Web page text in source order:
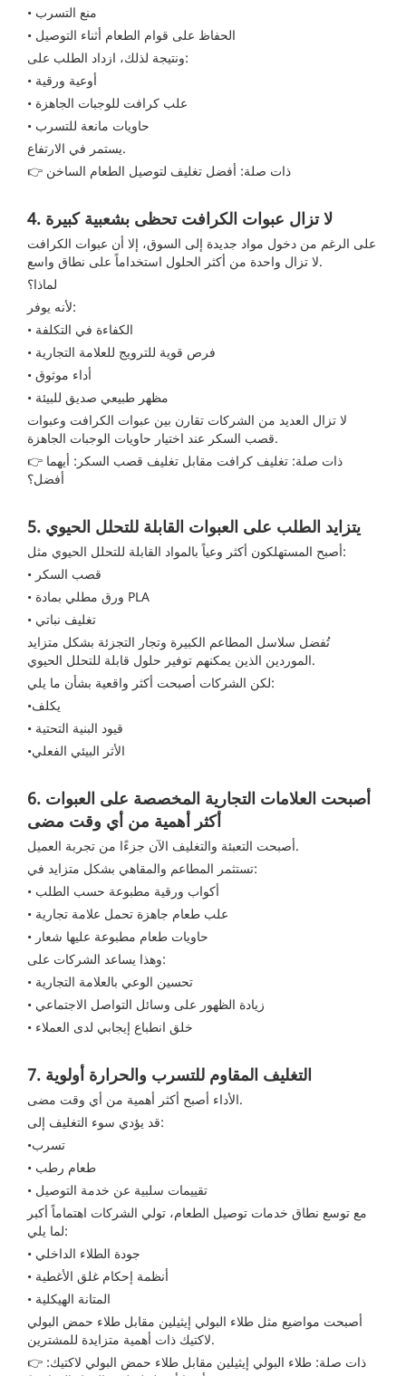
• منع التسرب
• الحفاظ على قوام الطعام أثناء التوصيل
ونتيجة لذلك، ازداد الطلب على:
• أوعية ورقية
• علب كرافت للوجبات الجاهزة
• حاويات مانعة للتسرب
يستمر في الارتفاع.
👉 ذات صلة: أفضل تغليف لتوصيل الطعام الساخن
4. لا تزال عبوات الكرافت تحظى بشعبية كبيرة
على الرغم من دخول مواد جديدة إلى السوق، إلا أن عبوات الكرافت
لا تزال واحدة من أكثر الحلول استخداماً على نطاق واسع.
لماذا؟
لأنه يوفر:
• الكفاءة في التكلفة
• فرص قوية للترويج للعلامة التجارية
• أداء موثوق
• مظهر طبيعي صديق للبيئة
لا تزال العديد من الشركات تقارن بين عبوات الكرافت وعبوات
قصب السكر عند اختيار حاويات الوجبات الجاهزة.
👉 ذات صلة: تغليف كرافت مقابل تغليف قصب السكر: أيهما
أفضل؟
5. يتزايد الطلب على العبوات القابلة للتحلل الحيوي
أصبح المستهلكون أكثر وعياً بالمواد القابلة للتحلل الحيوي مثل:
• قصب السكر
• ورق مطلي بمادة PLA
• تغليف نباتي
تُفضل سلاسل المطاعم الكبيرة وتجار التجزئة بشكل متزايد
الموردين الذين يمكنهم توفير حلول قابلة للتحلل الحيوي.
لكن الشركات أصبحت أكثر واقعية بشأن ما يلي:
•يكلف
• قيود البنية التحتية
•الأثر البيئي الفعلي
6. أصبحت العلامات التجارية المخصصة على العبوات
أكثر أهمية من أي وقت مضى
أصبحت التعبئة والتغليف الآن جزءًا من تجربة العميل.
تستثمر المطاعم والمقاهي بشكل متزايد في:
• أكواب ورقية مطبوعة حسب الطلب
• علب طعام جاهزة تحمل علامة تجارية
• حاويات طعام مطبوعة عليها شعار
وهذا يساعد الشركات على:
• تحسين الوعي بالعلامة التجارية
• زيادة الظهور على وسائل التواصل الاجتماعي
• خلق انطباع إيجابي لدى العملاء
7. التغليف المقاوم للتسرب والحرارة أولوية
الأداء أصبح أكثر أهمية من أي وقت مضى.
قد يؤدي سوء التغليف إلى:
•تسرب
• طعام رطب
• تقييمات سلبية عن خدمة التوصيل
مع توسع نطاق خدمات توصيل الطعام، تولي الشركات اهتماماً أكبر
لما يلي:
• جودة الطلاء الداخلي
• أنظمة إحكام غلق الأغطية
• المتانة الهيكلية
أصبحت مواضيع مثل طلاء البولي إيثيلين مقابل طلاء حمض البولي
لاكتيك ذات أهمية متزايدة للمشترين.
👉 ذات صلة: طلاء البولي إيثيلين مقابل طلاء حمض البولي لاكتيك: